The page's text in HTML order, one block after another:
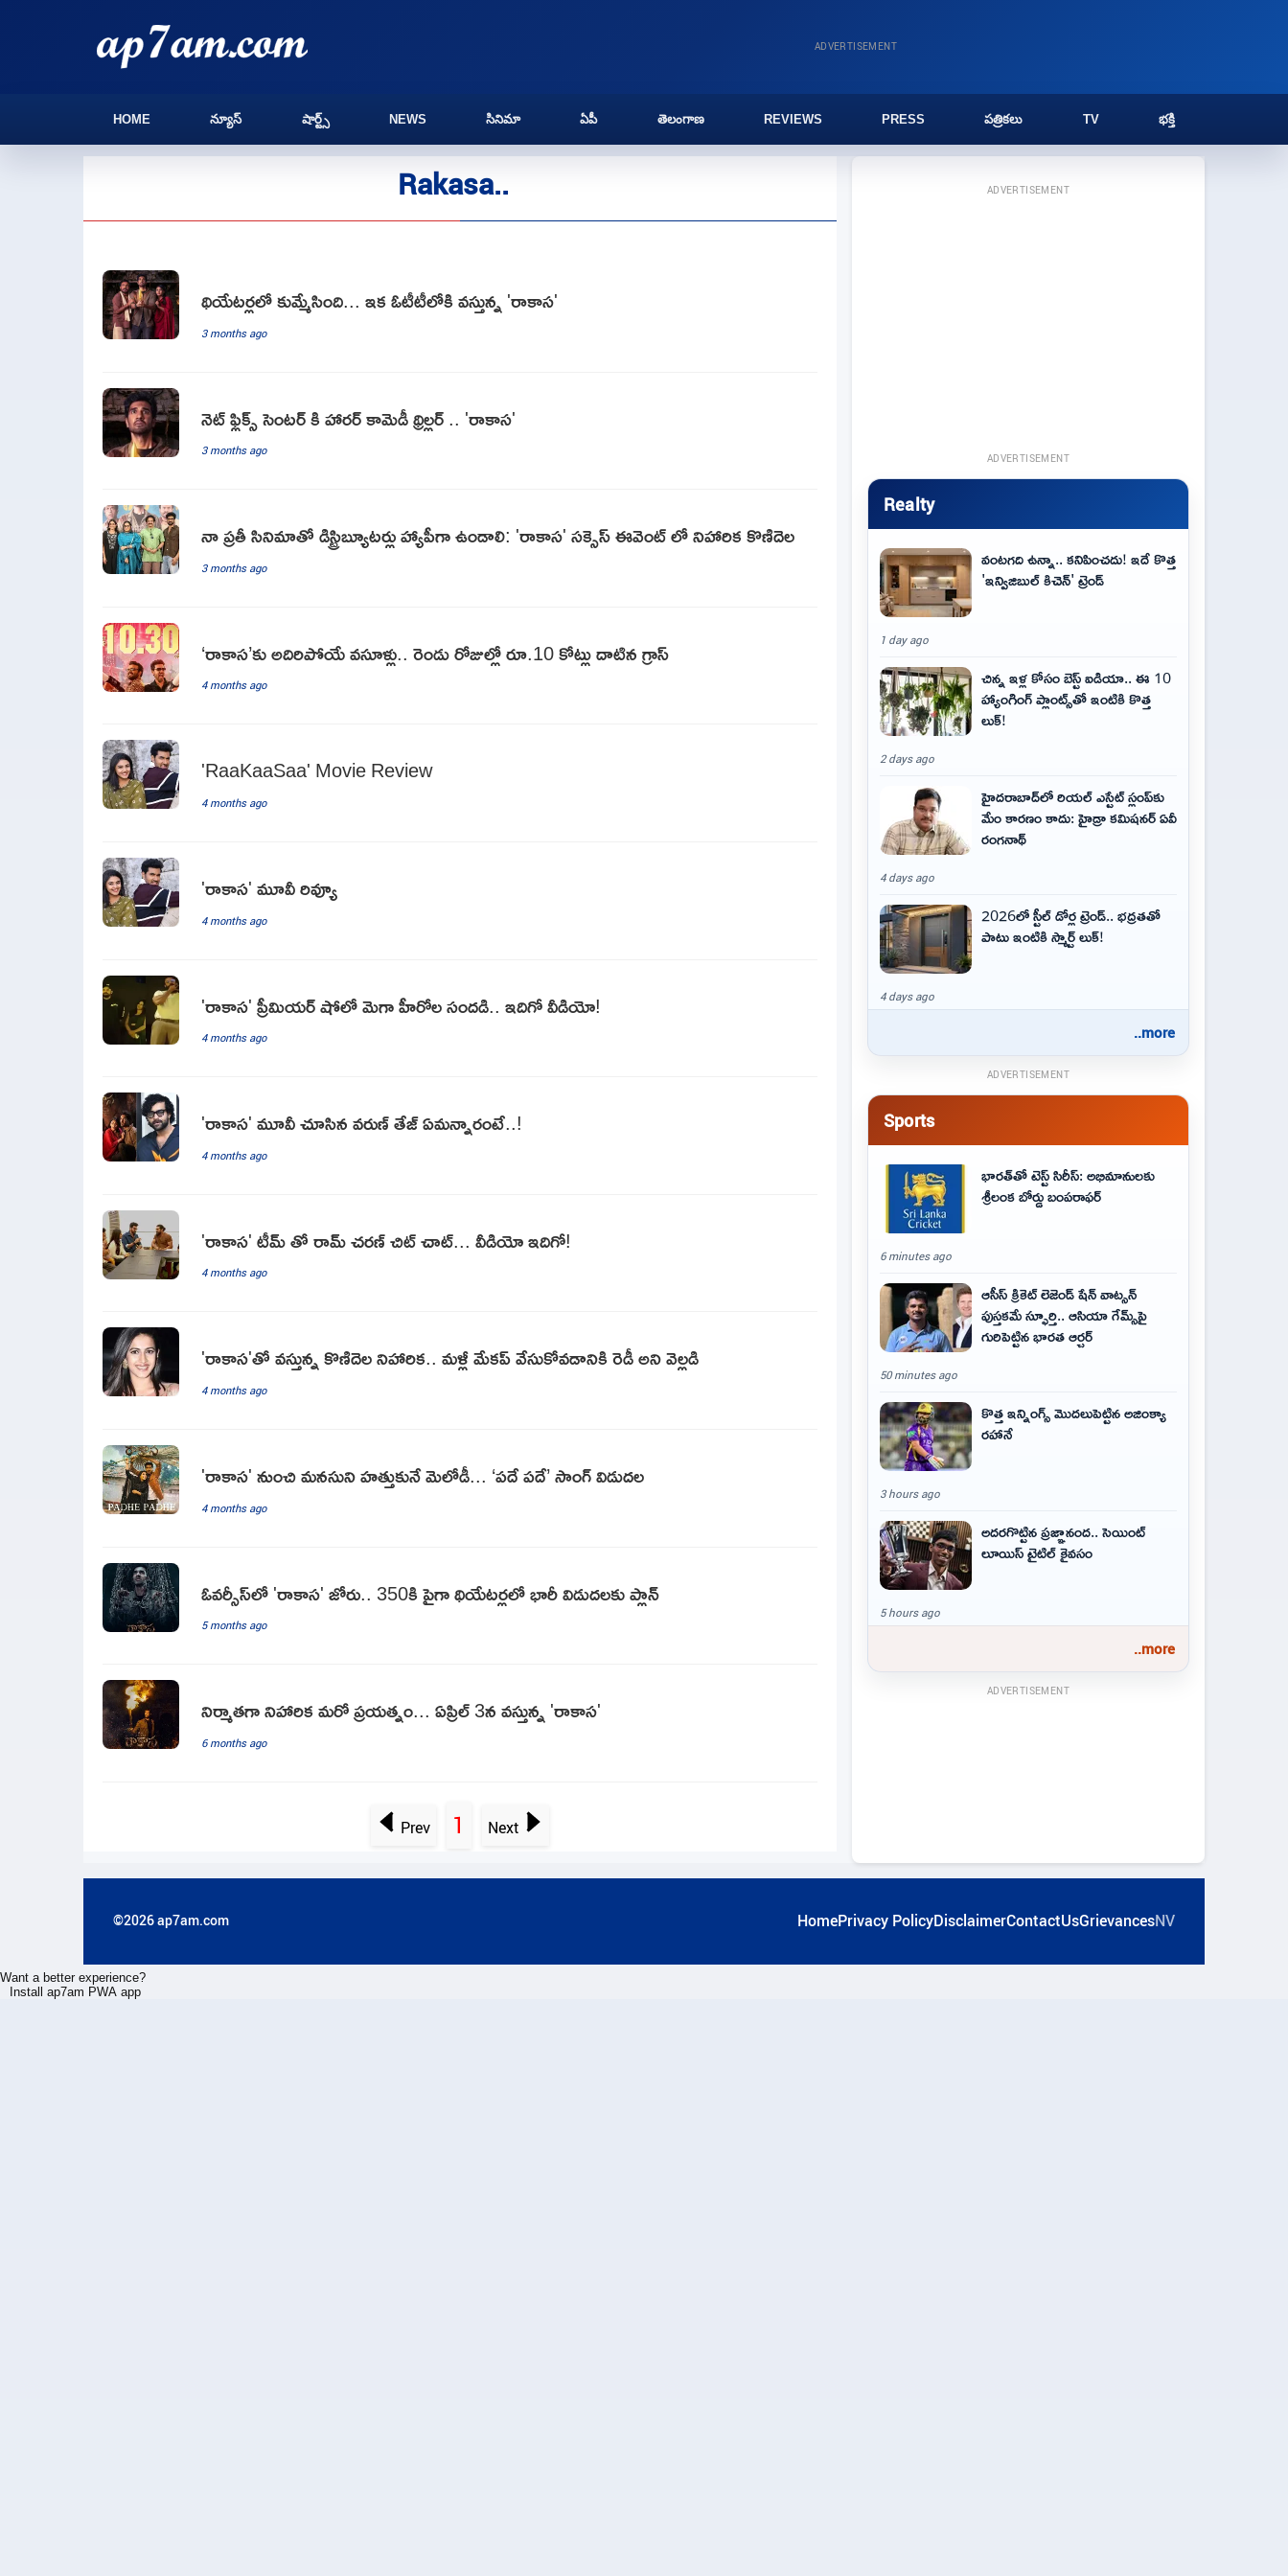
ADVERTISEMENT
HOME న్యూస్ షార్ట్స్ NEWS సినిమా ఏపీ తెలంగాణ REVIEWS PRESS పత్రికలు TV భక్తి
Rakasa..
థియేటర్లలో కుమ్మేసింది... ఇక ఓటీటీలోకి వస్తున్న 'రాకాస'
3 months ago
నెట్ ఫ్లిక్స్ సెంటర్ కి హారర్ కామెడీ థ్రిల్లర్ .. 'రాకాస'
3 months ago
నా ప్రతీ సినిమాతో డిస్ట్రిబ్యూటర్లు హ్యాపీగా ఉండాలి: 'రాకాస' సక్సెస్ ఈవెంట్ లో నిహారిక కొణిదెల
3 months ago
‘రాకాస’కు అదిరిపోయే వసూళ్లు.. రెండు రోజుల్లో రూ.10 కోట్లు దాటిన గ్రాస్
4 months ago
'RaaKaaSaa' Movie Review
4 months ago
'రాకాస' మూవీ రివ్యూ
4 months ago
'రాకాస' ప్రీమియర్ షోలో మెగా హీరోల సందడి.. ఇదిగో వీడియో!
4 months ago
'రాకాస' మూవీ చూసిన‌ వ‌రుణ్ తేజ్ ఏమ‌న్నారంటే..!
4 months ago
'రాకాస' టీమ్ తో రామ్ చరణ్ చిట్ చాట్... వీడియో ఇదిగో!
4 months ago
'రాకాస'తో వస్తున్న కొణిదెల నిహారిక.. మళ్లీ మేకప్ వేసుకోవడానికి రెడీ అని వెల్లడి
4 months ago
'రాకాస' నుంచి మనసుని హత్తుకునే మెలోడీ... ‘పదే పదే’ సాంగ్ విడుదల
4 months ago
ఓవర్సీస్‌లో 'రాకాస' జోరు.. 350కి పైగా థియేటర్లలో భారీ విడుదలకు ప్లాన్
5 months ago
నిర్మాతగా నిహారిక మరో ప్రయత్నం... ఏప్రిల్ 3న వస్తున్న 'రాకాస'
6 months ago
Prev 1 Next
ADVERTISEMENT
ADVERTISEMENT
Realty
వంటగది ఉన్నా.. కనిపించదు! ఇదే కొత్త
'ఇన్విజిబుల్ కిచెన్' ట్రెండ్
1 day ago
చిన్న ఇళ్ల కోసం బెస్ట్ ఐడియా.. ఈ 10
హ్యాంగింగ్ ప్లాంట్స్‌తో ఇంటికి కొత్త
లుక్!
2 days ago
హైదరాబాద్‌లో రియల్ ఎస్టేట్ స్లంప్‌కు
మేం కారణం కాదు: హైడ్రా కమిషనర్ ఏవీ
రంగనాథ్
4 days ago
2026లో స్టీల్ డోర్ల ట్రెండ్.. భద్రతతో
పాటు ఇంటికి స్మార్ట్ లుక్!
4 days ago
..more
ADVERTISEMENT
Sports
భారత్‌తో టెస్ట్ సిరీస్: అభిమానులకు
శ్రీలంక బోర్డు బంపరాఫర్
6 minutes ago
ఆసీస్ క్రికెట్ లెజెండ్ షేన్ వాట్సన్
పుస్తకమే స్ఫూర్తి.. ఆసియా గేమ్స్‌పై
గురిపెట్టిన భారత ఆర్చర్
50 minutes ago
కొత్త ఇన్నింగ్స్ మొదలుపెట్టిన అజింక్యా
రహానే
3 hours ago
అదరగొట్టిన ప్రజ్ఞానంద.. సెయింట్‌
లూయిస్ టైటిల్‌ కైవసం
5 hours ago
..more
ADVERTISEMENT
©2026 ap7am.com HomePrivacy PolicyDisclaimerContactUsGrievancesNV
Want a better experience?
Install ap7am PWA app